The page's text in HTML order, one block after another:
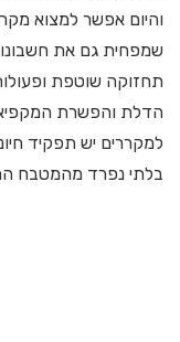
והיום אפשר למצוא
שמפחית גם את
תחזוקה שוטפת
הדלת והפשרת המקפיא,
למקררים יש תפקיד
בלתי נפרד מהמטבח